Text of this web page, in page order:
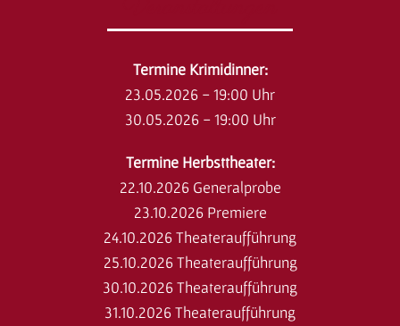
​Termine Krimidinner:
23.05.2026 - 19:00 Uhr
30.05.2026 - 19:00 Uhr
Termine Herbsttheater:
22.10.2026 Generalprobe
23.10.2026 Premiere
24.10.2026 Theateraufführung
25.10.2026 Theateraufführung
30.10.2026 Theateraufführung
31.10.2026 Theateraufführung